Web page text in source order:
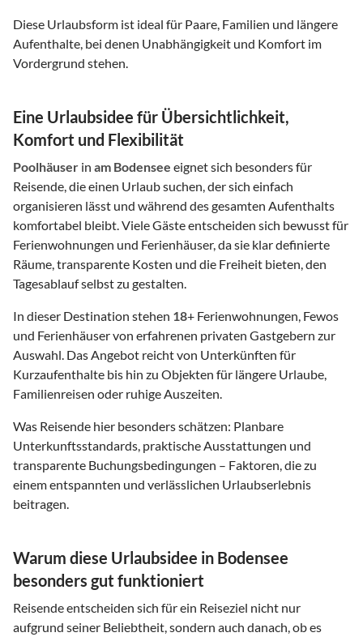
Diese Urlaubsform ist ideal für Paare, Familien und längere
Aufenthalte, bei denen Unabhängigkeit und Komfort im
Vordergrund stehen.
Eine Urlaubsidee für Übersichtlichkeit,
Komfort und Flexibilität
Poolhäuser in am Bodensee eignet sich besonders für
Reisende, die einen Urlaub suchen, der sich einfach
organisieren lässt und während des gesamten Aufenthalts
komfortabel bleibt. Viele Gäste entscheiden sich bewusst für
Ferienwohnungen und Ferienhäuser, da sie klar definierte
Räume, transparente Kosten und die Freiheit bieten, den
Tagesablauf selbst zu gestalten.
In dieser Destination stehen 18+ Ferienwohnungen, Fewos
und Ferienhäuser von erfahrenen privaten Gastgebern zur
Auswahl. Das Angebot reicht von Unterkünften für
Kurzaufenthalte bis hin zu Objekten für längere Urlaube,
Familienreisen oder ruhige Auszeiten.
Was Reisende hier besonders schätzen: Planbare
Unterkunftsstandards, praktische Ausstattungen und
transparente Buchungsbedingungen – Faktoren, die zu
einem entspannten und verlässlichen Urlaubserlebnis
beitragen.
Warum diese Urlaubsidee in Bodensee
besonders gut funktioniert
Reisende entscheiden sich für ein Reiseziel nicht nur
aufgrund seiner Beliebtheit, sondern auch danach, ob es